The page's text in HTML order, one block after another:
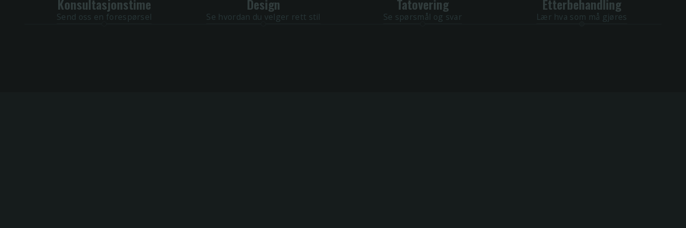
Konsultasjonstime
Send oss en forespørsel
Design
Se hvordan du velger rett stil
Tatovering
Se spørsmål og svar
Etterbehandling
Lær hva som må gjøres